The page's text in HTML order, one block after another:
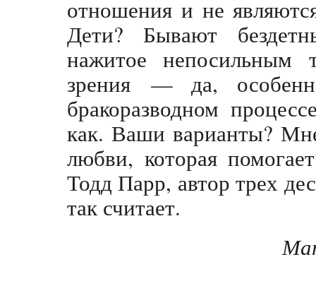
отношения и не
Дети? Бывают
нажитое непосильным
зрения — да,
бракоразводном
как. Ваши варианты?
любви, которая
Тодд Парр, автор трех
так считает.